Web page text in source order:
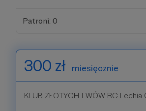
Patroni: 0
300 zł miesięcznie
KLUB ZŁOTYCH LWÓW RC Lechia